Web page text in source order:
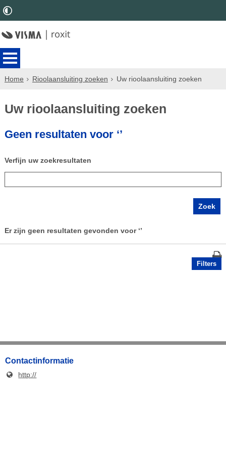
Home Rioolaansluiting zoeken Uw rioolaansluiting zoeken
Uw rioolaansluiting zoeken
Geen resultaten voor ‘’
Verfijn uw zoekresultaten
Er zijn geen resultaten gevonden voor ‘’
Filters
Contactinformatie
http://